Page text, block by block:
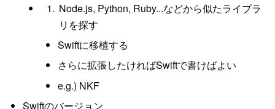
Node.js, Python, Ruby...などから似たライブラ
リを探す
Swiftに移植する
さらに拡張したければSwiftで書けばよい
e.g.) NKF
Swiftのバージョン